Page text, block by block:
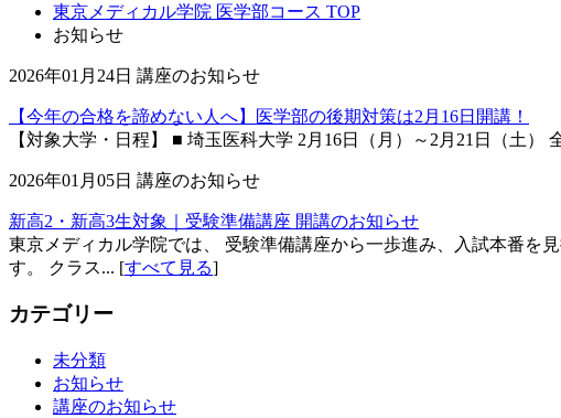
東京メディカル学院 医学部コース TOP
お知らせ
2026年01月24日 講座のお知らせ
【今年の合格を諦めない人へ】医学部の後期対策は2月16日開講！
【対象大学・日程】 ■ 埼玉医科大学 2月16日（月）～2月21日（土
2026年01月05日 講座のお知らせ
新高2・新高3生対象｜受験準備講座 開講のお知らせ
東京メディカル学院では、 受験準備講座から一歩進み、入試本番を
す。 クラス... [すべて見る]
カテゴリー
未分類
お知らせ
講座のお知らせ